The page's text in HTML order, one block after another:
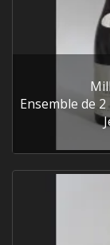
Ensemble de